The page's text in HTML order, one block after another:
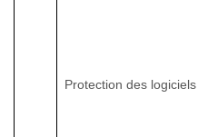
Protection des logiciels